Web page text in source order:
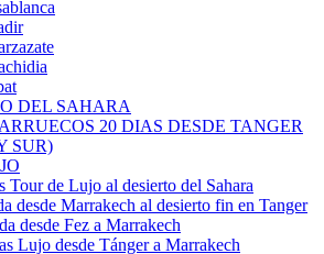
DEL SAHARA
20 DIAS DESDE TANGER
SUR)
Tour de Lujo al desierto del Sahara
desde Marrakech al desierto fin en Tanger
desde Fez a Marrakech
Lujo desde Tánger a Marrakech